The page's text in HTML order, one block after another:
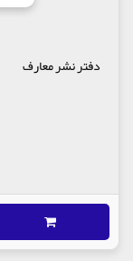
دفتر نشر معارف